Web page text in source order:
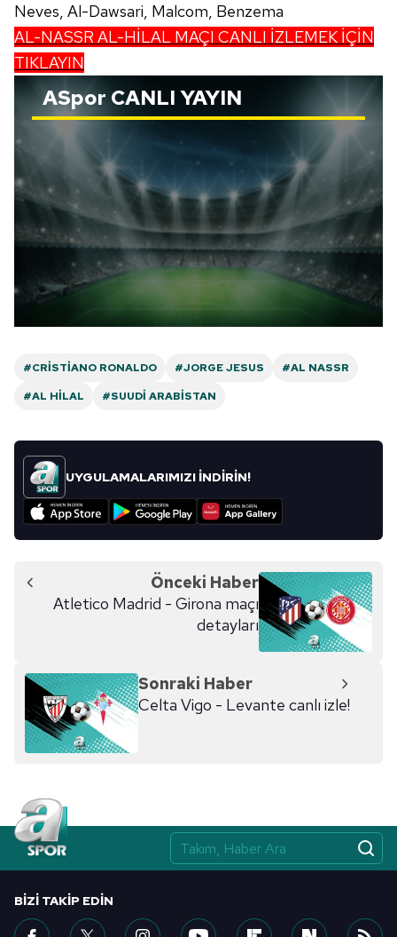
Neves, Al-Dawsari, Malcom, Benzema
AL-NASSR AL-HİLAL MAÇI CANLI İZLEMEK İÇİN
TIKLAYIN
ASpor CANLI YAYIN
#CRISTIANO RONALDO #JORGE JESUS
#AL NASSR
#AL HILAL
#SUUDI ARABISTAN
UYGULAMALARIMIZI İNDİRİN!
Önceki Haber
Atletico Madrid - Girona maçı
detayları
Sonraki Haber
Celta Vigo - Levante canlı izle!
BIZI TAKIP EDIN